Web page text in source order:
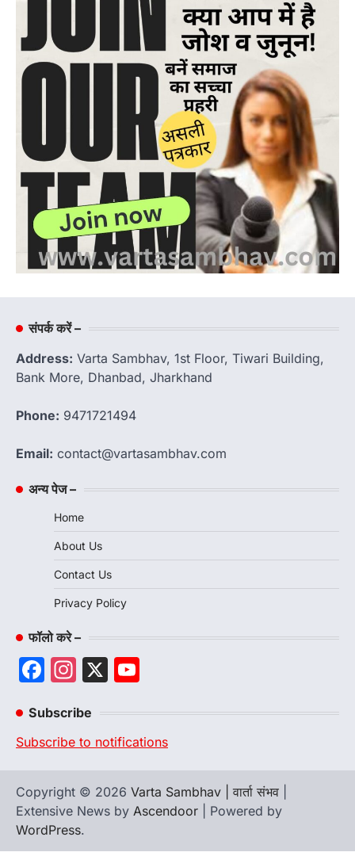
संपर्क करें –
Address: Varta Sambhav, 1st Floor, Tiwari Building,
Bank More, Dhanbad, Jharkhand
Phone: 9471721494
Email: contact@vartasambhav.com
अन्य पेज –
Home
About Us
Contact Us
Privacy Policy
फॉलो करे –
Facebook
Instagram
X
Subscribe
Subscribe to notifications
Copyright © 2026 Varta Sambhav | वार्ता संभव
Extensive News by Ascendoor | Powered by
WordPress.